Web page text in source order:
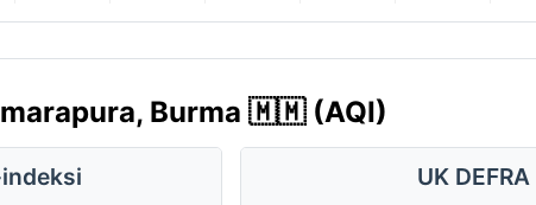
Burma 🇲🇲 (AQI)
UK